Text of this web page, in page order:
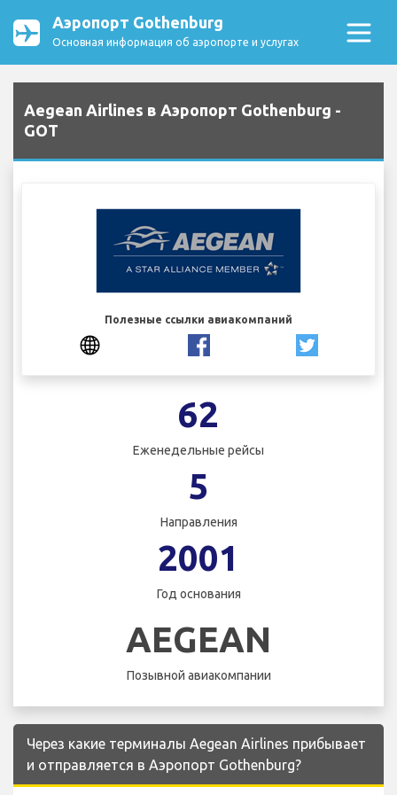
Аэропорт Gothenburg
Основная информация об аэропорте и услугах
Aegean Airlines в Аэропорт Gothenburg -
GOT
Полезные ссылки авиакомпаний
62
Еженедельные рейсы
5
Направления
2001
Год основания
AEGEAN
Позывной авиакомпании
Через какие терминалы Aegean Airlines прибывает
и отправляется в Аэропорт Gothenburg?